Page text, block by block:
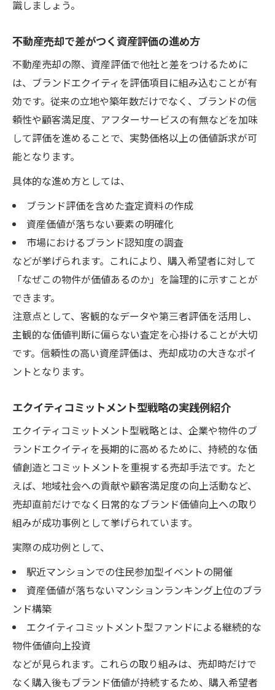
識しましょう。
不動産売却で差がつく資産評価の進め方
不動産売却の際、資産評価で他社と差をつけるために
は、ブランドエクイティを評価項目に組み込むことが有
効です。従来の立地や築年数だけでなく、ブランドの信
頼性や顧客満足度、アフターサービスの有無などを加味
して評価を進めることで、実勢価格以上の価値訴求が可
能となります。
具体的な進め方としては、
ブランド評価を含めた査定資料の作成
資産価値が落ちない要素の明確化
市場におけるブランド認知度の調査
などが挙げられます。これにより、購入希望者に対して
「なぜこの物件が価値あるのか」を論理的に示すことが
できます。
注意点として、客観的なデータや第三者評価を活用し、
主観的な価値判断に偏らない査定を心掛けることが大切
です。信頼性の高い資産評価は、売却成功の大きなポイ
ントとなります。
エクイティコミットメント型戦略の実践例紹介
エクイティコミットメント型戦略とは、企業や物件のブ
ランドエクイティを長期的に高めるために、持続的な価
値創造とコミットメントを重視する売却手法です。たと
えば、地域社会への貢献や顧客満足度の向上活動など、
売却直前だけでなく日常的なブランド価値向上への取り
組みが成功事例として挙げられています。
実際の成功例として、
駅近マンションでの住民参加型イベントの開催
資産価値が落ちないマンションランキング上位のブラ
ンド構築
エクイティコミットメント型ファンドによる継続的な
物件価値向上投資
などが見られます。これらの取り組みは、売却時だけで
なく購入後もブランド価値が持続するため、購入希望者